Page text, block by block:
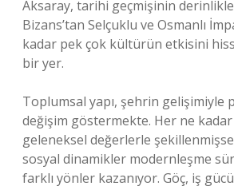
Aksaray, tarihi geçmişinin
Bizans’tan Selçuklu ve Osmanlı
kadar pek çok kültürün etkisini
bir yer.
Toplumsal yapı, şehrin gelişimiyle
değişim göstermekte. Her ne
geleneksel değerlerle şekillenmişse
sosyal dinamikler modernleşme
farklı yönler kazanıyor. Göç, iş